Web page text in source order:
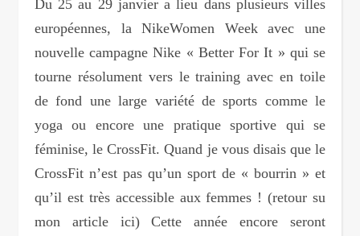
Du 25 au 29 janvier a lieu dans plusieurs villes
européennes, la NikeWomen Week avec une
nouvelle campagne Nike « Better For It » qui se
tourne résolument vers le training avec en toile
de fond une large variété de sports comme le
yoga ou encore une pratique sportive qui se
féminise, le CrossFit. Quand je vous disais que le
CrossFit n’est pas qu’un sport de « bourrin » et
qu’il est très accessible aux femmes ! (retour su
mon article ici) Cette année encore seront